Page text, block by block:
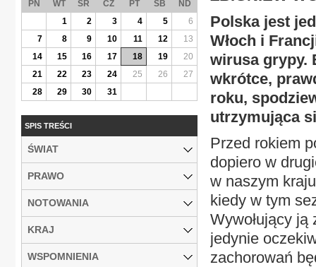
Polska jest
Włoch i
wirusa grypy.
wkrótce,
roku,
utrzymująca
Przed rokiem
dopiero w
w naszym
kiedy w tym
Wywołujący
jedynie
zachorowań
PN WT ŚR CZ PT SB
ND
1
2 3 4 5
6
7
8 9 10 11 12
13
14
15 16 17 18 19
20
21
22 23 24 25 26
27
28
29 30 31
SPIS TREŚCI
ŚWIAT
PRAWO
NOTOWANIA
KRAJ
WSPOMNIENIA